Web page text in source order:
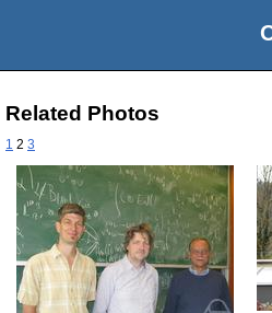
Related Photos
1 2 3